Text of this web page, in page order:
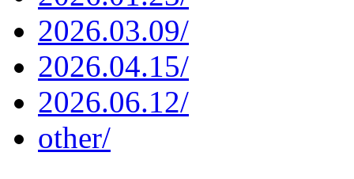
2026.03.09/
2026.04.15/
2026.06.12/
other/